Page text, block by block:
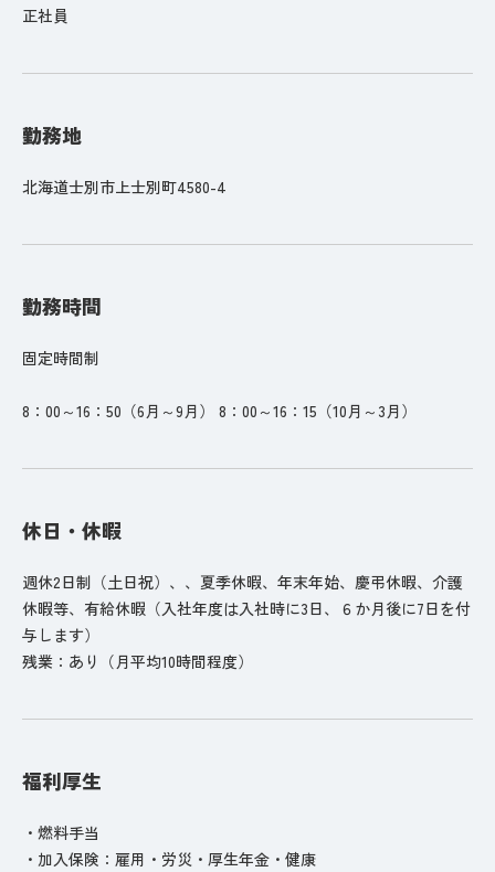
正社員
勤務地
北海道士別市上士別町4580-4
勤務時間
固定時間制
8：00～16：50（6月～9月） 8：00～16：15（10月～3月）
休日・休暇
週休2日制（土日祝）、、夏季休暇、年末年始、慶弔休暇、介護
休暇等、有給休暇（入社年度は入社時に3日、６か月後に7日を付
与します）
残業：あり（月平均10時間程度）
福利厚生
・燃料手当
・加入保険：雇用・労災・厚生年金・健康